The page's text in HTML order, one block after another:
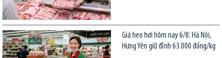
Giá heo hơi hôm nay 6/8: Hà Nội,
Hưng Yên giữ đỉnh 63.000 đồng/kg